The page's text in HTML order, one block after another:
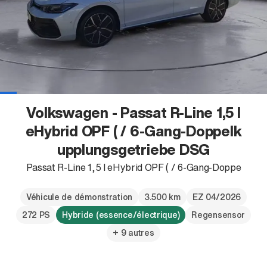
Entreprise & Carrière
Volkswagen - Passat R-Line 1,5 l
eHybrid OPF ( / 6-Gang-Doppelk
upplungsgetriebe DSG
Passat R-Line 1,5 l eHybrid OPF ( / 6-Gang-Doppe
Véhicule de démonstration 3.500 km
EZ 04/2026
272 PS
Hybride (essence/électrique)
Regensensor
+ 9 autres